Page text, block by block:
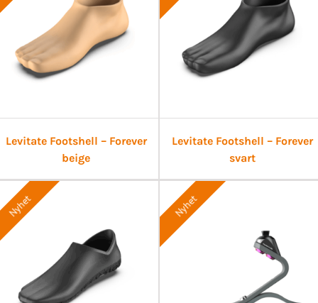
Levitate Footshell – Forever
beige
Levitate Footshell – Forever
svart
Nyhet Nyhet